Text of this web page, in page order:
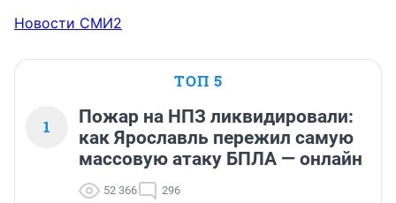
Новости СМИ2
ТОП 5
1
Пожар на НПЗ ликвидировали:
как Ярославль пережил самую
массовую атаку БПЛА — онлайн
52 366 296